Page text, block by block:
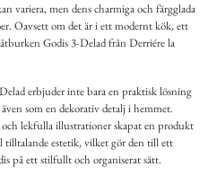
variera, men dens charmiga och färgglada
Oavsett om det är i ett modernt kök, ett
Godis 3-Delad från Derriére la
erbjuder inte bara en praktisk lösning
som en dekorativ detalj i hemmet.
lekfulla illustrationer skapat en produkt
estetik, vilket gör den till ett
på ett stilfullt och organiserat sätt.